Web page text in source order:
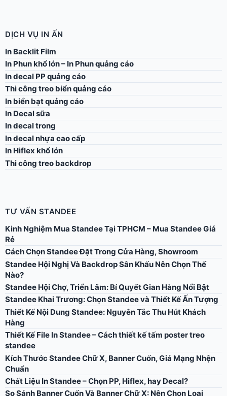
DỊCH VỤ IN ẤN
In Backlit Film
In Phun khổ lớn – In Phun quảng cáo
In decal PP quảng cáo
Thi công treo biển quảng cáo
In biển bạt quảng cáo
In Decal sữa
In decal trong
In decal nhựa cao cấp
In Hiflex khổ lớn
Thi công treo backdrop
TƯ VẤN STANDEE
Kinh Nghiệm Mua Standee Tại TPHCM – Mua Standee Giá
Rẻ
Cách Chọn Standee Đặt Trong Cửa Hàng, Showroom
Standee Hội Nghị Và Backdrop Sân Khấu Nên Chọn Thế
Nào?
Standee Hội Chợ, Triển Lãm: Bí Quyết Gian Hàng Nổi Bật
Standee Khai Trương: Chọn Standee và Thiết Kế Ấn Tượng
Thiết Kế Nội Dung Standee: Nguyên Tắc Thu Hút Khách
Hàng
Thiết Kế File In Standee – Cách thiết kế tấm poster treo
standee
Kích Thước Standee Chữ X, Banner Cuốn, Giá Mạng Nhện
Chuẩn
Chất Liệu In Standee – Chọn PP, Hiflex, hay Decal?
So Sánh Banner Cuốn Và Banner Chữ X: Nên Chọn Loại